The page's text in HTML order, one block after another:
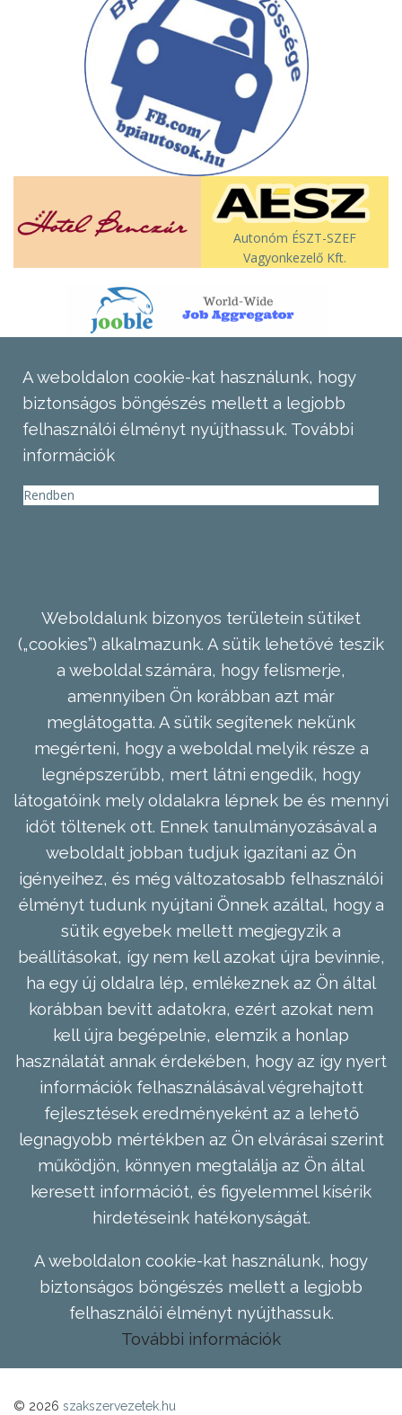
Autonóm ÉSZT-SZEF
Vagyonkezelő Kft.
A weboldalon cookie-kat használunk, hogy
biztonságos böngészés mellett a legjobb
felhasználói élményt nyújthassuk. További
információk
Rendben
Weboldalunk bizonyos területein sütiket
(„cookies”) alkalmazunk. A sütik lehetővé teszik
a weboldal számára, hogy felismerje,
amennyiben Ön korábban azt már
meglátogatta. A sütik segítenek nekünk
megérteni, hogy a weboldal melyik része a
legnépszerűbb, mert látni engedik, hogy
látogatóink mely oldalakra lépnek be és mennyi
időt töltenek ott. Ennek tanulmányozásával a
weboldalt jobban tudjuk igazítani az Ön
igényeihez, és még változatosabb felhasználói
élményt tudunk nyújtani Önnek azáltal, hogy a
sütik egyebek mellett megjegyzik a
beállításokat, így nem kell azokat újra bevinnie,
ha egy új oldalra lép, emlékeznek az Ön által
korábban bevitt adatokra, ezért azokat nem
kell újra begépelnie, elemzik a honlap
használatát annak érdekében, hogy az így nyert
információk felhasználásával végrehajtott
fejlesztések eredményeként az a lehető
legnagyobb mértékben az Ön elvárásai szerint
működjön, könnyen megtalálja az Ön által
keresett információt, és figyelemmel kísérik
hirdetéseink hatékonyságát.
A weboldalon cookie-kat használunk, hogy
biztonságos böngészés mellett a legjobb
felhasználói élményt nyújthassuk.
További információk
© 2026 szakszervezetek.hu